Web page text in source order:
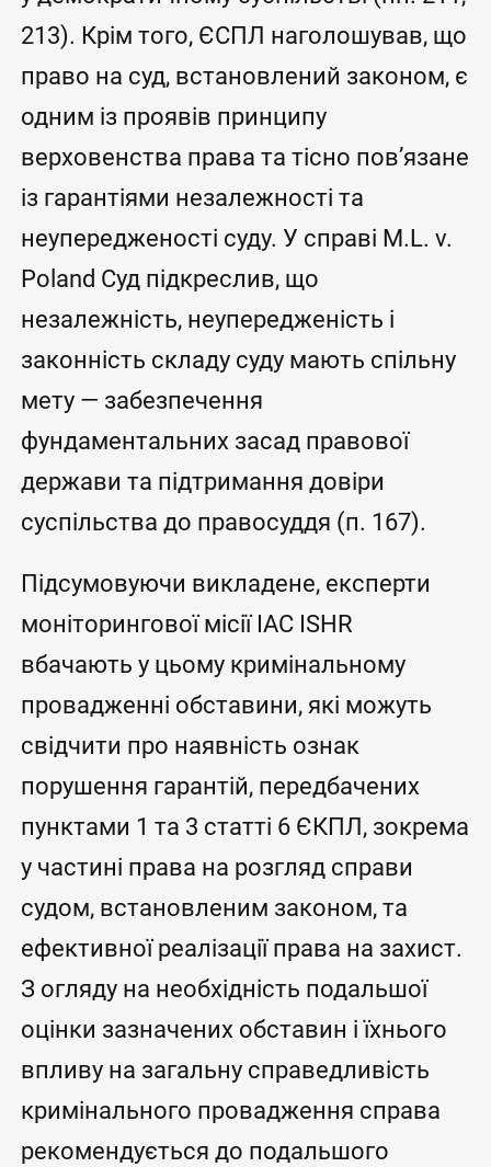
213). Крім того, ЄСПЛ наголошував, що
право на суд, встановлений законом, є
одним із проявів принципу
верховенства права та тісно пов’язане
із гарантіями незалежності та
неупередженості суду. У справі M.L. v.
Poland Суд підкреслив, що
незалежність, неупередженість і
законність складу суду мають спільну
мету — забезпечення
фундаментальних засад правової
держави та підтримання довіри
суспільства до правосуддя (п. 167).
Підсумовуючи викладене, експерти
моніторингової місії IAC ISHR
вбачають у цьому кримінальному
провадженні обставини, які можуть
свідчити про наявність ознак
порушення гарантій, передбачених
пунктами 1 та 3 статті 6 ЄКПЛ, зокрема
у частині права на розгляд справи
судом, встановленим законом, та
ефективної реалізації права на захист.
З огляду на необхідність подальшої
оцінки зазначених обставин і їхнього
впливу на загальну справедливість
кримінального провадження справа
рекомендується до подальшого